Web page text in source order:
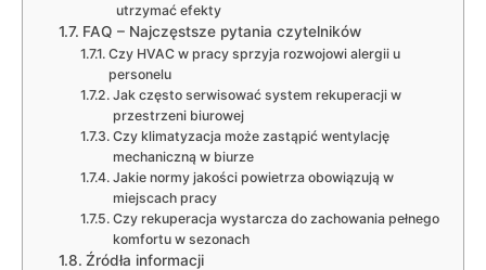
utrzymać efekty
FAQ – Najczęstsze pytania czytelników
Czy HVAC w pracy sprzyja rozwojowi alergii u
personelu
Jak często serwisować system rekuperacji w
przestrzeni biurowej
Czy klimatyzacja może zastąpić wentylację
mechaniczną w biurze
Jakie normy jakości powietrza obowiązują w
miejscach pracy
Czy rekuperacja wystarcza do zachowania pełnego
komfortu w sezonach
Źródła informacji